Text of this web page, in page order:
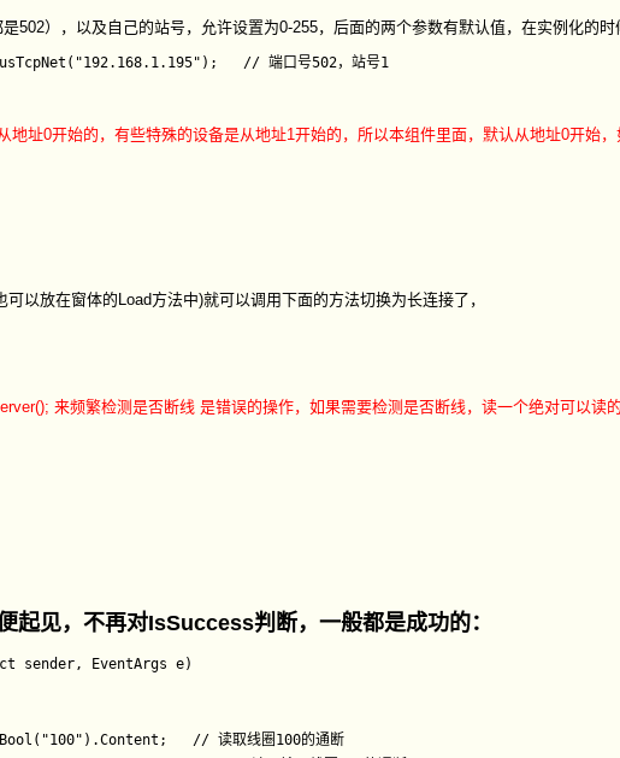
502），以及自己的站号，允许设置为0-255，后面的两个参数有默认值，在实例化的时
private ModbusTcpNet busTcpClient = new ModbusTcpNet("192.168.1.195");   // 端口号502，站号1
址0开始的，有些特殊的设备是从地址1开始的，所以本组件里面，默认从地址0开始
以放在窗体的Load方法中)就可以调用下面的方法切换为长连接了，
来频繁检测是否断线 是错误的操作，如果需要检测是否断线，读一个绝对可以读的
起见，不再对IsSuccess判断，一般都是成功的：
sender, EventArgs e)
// 读取线圈100的通断